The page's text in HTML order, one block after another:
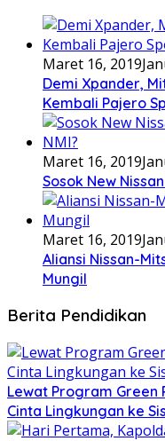
Maret 16, 2019
Demi Xpander,
Kembali Pajero
Maret 16, 2019
Sosok New
Maret 16, 2019
Aliansi Nissan-
Mungil
Berita Pendidikan
Lewat Program Green
Cinta Lingkungan ke